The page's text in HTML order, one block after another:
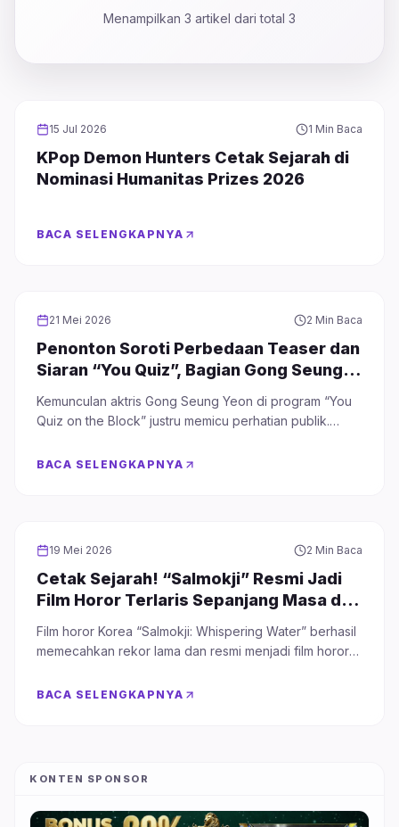
Menampilkan 3 artikel dari total 3
MOVIE15 Jul 2026 1 Min Baca
KPop Demon Hunters Cetak Sejarah di
Nominasi Humanitas Prizes 2026
BACA SELENGKAPNYA
MOVIE21 Mei 2026 2 Min Baca
Penonton Soroti Perbedaan Teaser dan
Siaran “You Quiz”, Bagian Gong Seung
Kemunculan aktris Gong Seung Yeon di program “You
Quiz on the Block” justru memicu perhatian publik.
dan versi tayangan resmi, terutama hilangnya
BACA SELENGKAPNYA
MOVIE19 Mei 2026 2 Min Baca
Cetak Sejarah! “Salmokji” Resmi Jadi
Film Horor Terlaris Sepanjang Masa di
Film horor Korea “Salmokji: Whispering Water” berhasil
memecahkan rekor lama dan resmi menjadi film horor
sejarah.
BACA SELENGKAPNYA
KONTEN SPONSOR